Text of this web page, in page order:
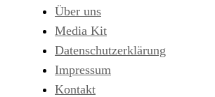
Über uns
Media Kit
Datenschutzerklärung
Impressum
Kontakt